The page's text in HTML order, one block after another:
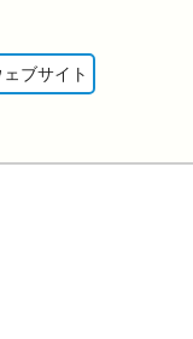
ェブサイト